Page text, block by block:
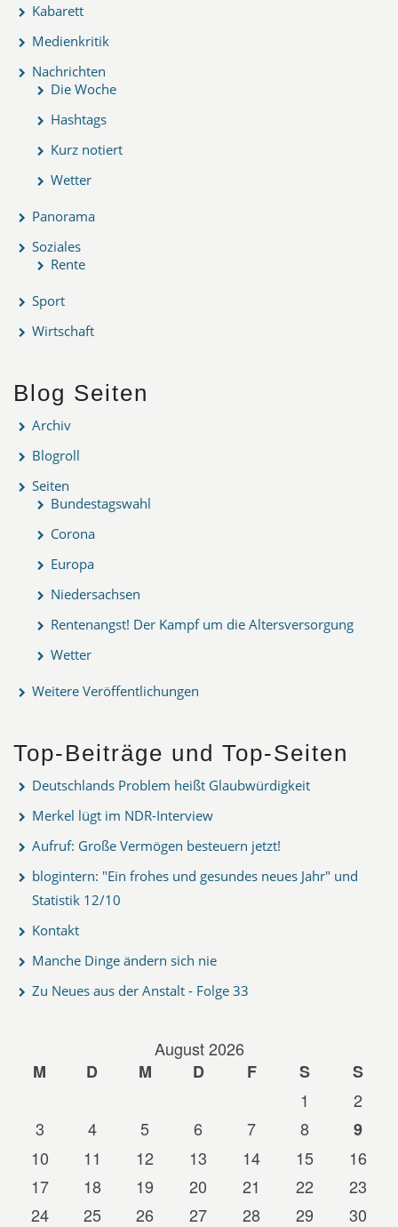
Kabarett
Medienkritik
Nachrichten
Die Woche
Hashtags
Kurz notiert
Wetter
Panorama
Soziales
Rente
Sport
Wirtschaft
Blog Seiten
Archiv
Blogroll
Seiten
Bundestagswahl
Corona
Europa
Niedersachsen
Rentenangst! Der Kampf um die Altersversorgung
Wetter
Weitere Veröffentlichungen
Top-Beiträge und Top-Seiten
Deutschlands Problem heißt Glaubwürdigkeit
Merkel lügt im NDR-Interview
Aufruf: Große Vermögen besteuern jetzt!
blogintern: "Ein frohes und gesundes neues Jahr" und
Statistik 12/10
Kontakt
Manche Dinge ändern sich nie
Zu Neues aus der Anstalt - Folge 33
August 2026
M
D M D F S
S
1
2
3
4 5 6 7 8
9
10
11 12 13 14 15
16
17
18 19 20 21 22
23
24
25 26 27 28 29
30